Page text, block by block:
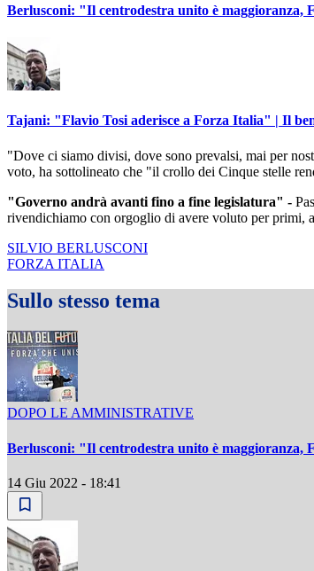
Berlusconi: "Il centrodestra unito è maggioranza,
Tajani: "Flavio Tosi aderisce a Forza Italia" | Il
"Dove ci siamo divisi, dove sono prevalsi, mai per
voto, ha sottolineato che "il crollo dei Cinque stelle
"Governo andrà avanti fino a fine legislatura" -
rivendichiamo con orgoglio di avere voluto per primi,
SILVIO BERLUSCONI
FORZA ITALIA
Sullo stesso tema
DOPO LE AMMINISTRATIVE
Berlusconi: "Il centrodestra unito è maggioranza,
14 Giu 2022 - 18:41